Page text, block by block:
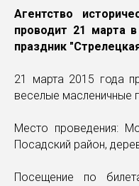
Агентство
проводит 21 марта
праздник
21 марта 2015 года
веселые масленичные
Место проведения:
Посадский район,
Посещение по